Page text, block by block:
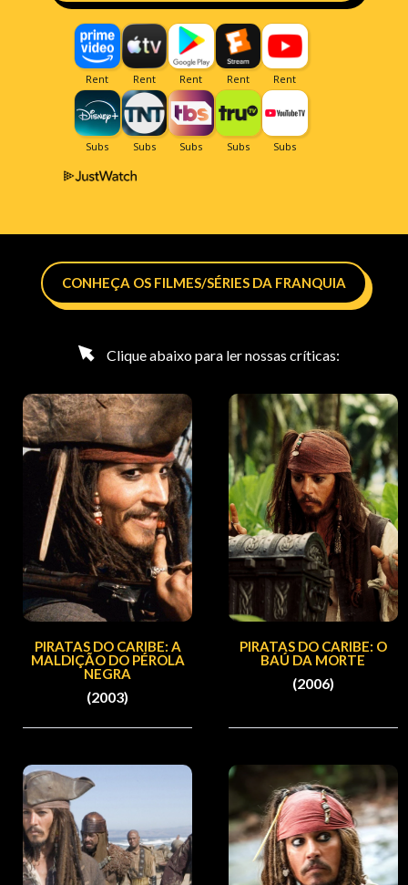
CONHEÇA OS FILMES/SÉRIES DA FRANQUIA
Clique abaixo para ler nossas críticas:
PIRATAS DO CARIBE: A
MALDIÇÃO DO PÉROLA
NEGRA
(2003)
PIRATAS DO CARIBE: O
BAÚ DA MORTE
(2006)